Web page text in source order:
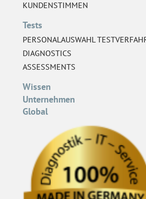
KUNDENSTIMMEN
Tests
PERSONALAUSWAHL
DIAGNOSTICS
ASSESSMENTS
Wissen
Unternehmen
Global